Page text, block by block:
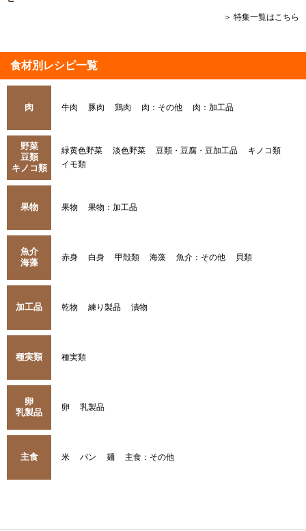
＞ 特集一覧はこちら
食材別レシピ一覧
肉 牛肉 豚肉 鶏肉 肉：その他 肉：加工品
野菜
豆類
キノコ類
緑黄色野菜 淡色野菜 豆類・豆腐・豆加工品
キノコ類
イモ類
果物 果物 果物：加工品
魚介
海藻
赤身 白身 甲殻類 海藻 魚介：その他 貝類
加工品 乾物 練り製品 漬物
種実類 種実類
卵
乳製品
卵 乳製品
主食 米 パン 麺 主食：その他